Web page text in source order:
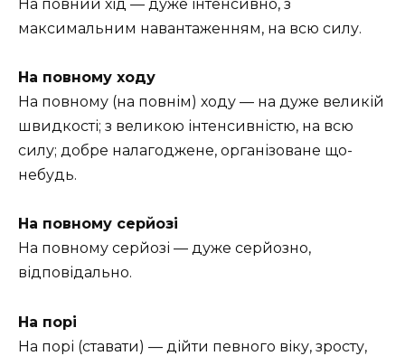
На повний хід — дуже інтенсивно, з
максимальним навантаженням, на всю силу.
На повному ходу
На повному (на повнім) ходу — на дуже великій
швидкості; з великою інтенсивністю, на всю
силу; добре налагоджене, організоване що-
небудь.
На повному серйозі
На повному серйозі — дуже серйозно,
відповідально.
На порі
На порі (ставати) — дійти певного віку, зросту,